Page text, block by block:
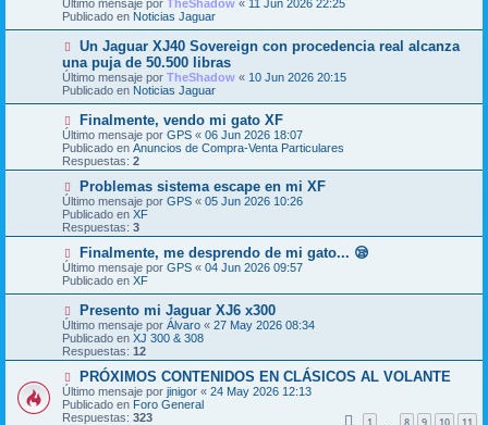
a
e
v
o
m
e
n
s
a
e
Último mensaje por TheShadow « 11 Jun 2026 22:25
Publicado en Noticias Jaguar
N
e
v
o
m
n
s
a
j
Un Jaguar XJ40 Sovereign con procedencia real alcanza
una puja de 50.500 libras
Último mensaje por TheShadow « 10 Jun 2026 20:15
Publicado en Noticias Jaguar
N
u
e
v
o
m
e
n
s
a
e
Finalmente, vendo mi gato XF
Último mensaje por GPS « 06 Jun 2026 18:07
Publicado en Anuncios de Compra-Venta Particulares
Respuestas: 2
N
u
e
v
o
m
e
n
s
e
Problemas sistema escape en mi XF
Último mensaje por GPS « 05 Jun 2026 10:26
Publicado en XF
Respuestas: 3
N
u
e
v
o
m
e
n
s
e
Finalmente, me desprendo de mi gato... 😪
Último mensaje por GPS « 04 Jun 2026 09:57
Publicado en XF
N
u
e
v
o
m
e
n
s
Presento mi Jaguar XJ6 x300
Último mensaje por Álvaro « 27 May 2026 08:34
Publicado en XJ 300 & 308
Respuestas: 12
N
u
e
v
PRÓXIMOS CONTENIDOS EN CLÁSICOS AL VOLANTE
Último mensaje por jinigor « 24 May 2026 12:13
Publicado en Foro General
Respuestas: 323